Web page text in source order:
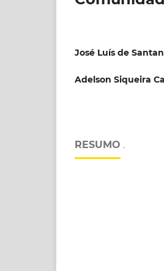
José Luís de
Adelson Siqueira
RESUMO